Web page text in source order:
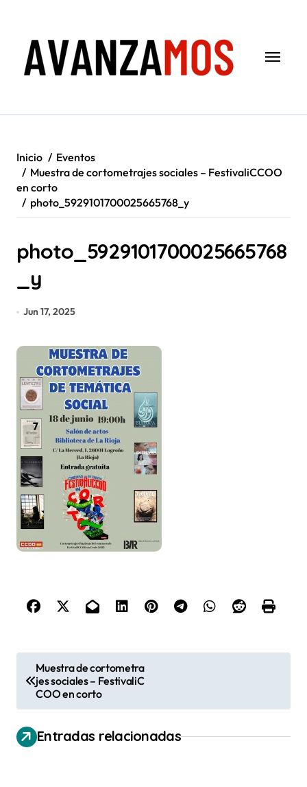
contenido
Inicio
Eventos
Muestra de cortometrajes sociales – FestivaliCCOO
en corto
photo_5929101700025665768_y
photo_5929101700025665768
_y
Jun 17, 2025
a
v
e
g
Muestra de cortometra
jes sociales – FestivaliC
COO en corto
Entradas relacionadas